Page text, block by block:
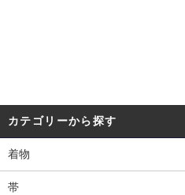
カテゴリーから探す
着物
帯